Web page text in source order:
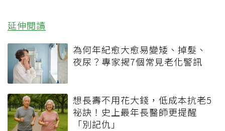
延伸閱讀
為何年紀愈大愈易變矮、掉髮、
夜尿？專家揭7個常見老化警訊
想長壽不用花大錢，低成本抗老5
祕訣！史上最年長醫師更提醒
「別記仇」